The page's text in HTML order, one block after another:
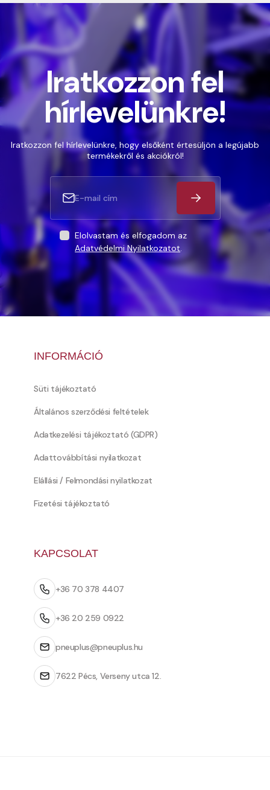
Iratkozzon fel
hírlevelünkre!
Iratkozzon fel hírlevelünkre, hogy elsőként értesüljön a legújabb
termékekről és akciókról!
Elolvastam és elfogadom az
Adatvédelmi Nyilatkozatot.
INFORMÁCIÓ
Süti tájékoztató
Általános szerződési feltételek
Adatkezelési tájékoztató (GDPR)
Adattovábbítási nyilatkozat
Elállási / Felmondási nyilatkozat
Fizetési tájékoztató
KAPCSOLAT
+36 70 378 4407
+36 20 259 0922
pneuplus@pneuplus.hu
7622 Pécs, Verseny utca 12.